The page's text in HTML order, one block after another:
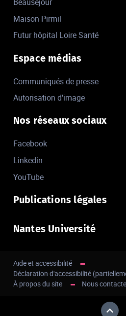
Maison Pirmil
Futur hôpital Loire Santé
Espace médias
Communiqués de presse
Autorisation d'image
Nos réseaux sociaux
Facebook
Linkedin
YouTube
Publications légales
Nantes Université
Aide et accessibilité
Déclaration d'accessibilité
À propos du site
Nous